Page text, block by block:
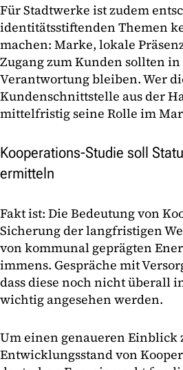
Für Stadtwerke ist zudem
identitätsstiftenden Themen
machen: Marke, lokale
Zugang zum Kunden sollten
Verantwortung bleiben. Wer
Kundenschnittstelle aus der
mittelfristig seine Rolle im
Kooperations-Studie soll
ermitteln
Fakt ist: Die Bedeutung von
Sicherung der langfristigen
von kommunal geprägten
immens. Gespräche mit
dass diese noch nicht überall
wichtig angesehen werden.
Um einen genaueren Einblick
Entwicklungsstand von